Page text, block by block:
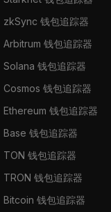
zkSync 钱包追踪器
Arbitrum 钱包追踪器
Solana 钱包追踪器
Cosmos 钱包追踪器
Ethereum 钱包追踪器
Base 钱包追踪器
TON 钱包追踪器
TRON 钱包追踪器
Bitcoin 钱包追踪器